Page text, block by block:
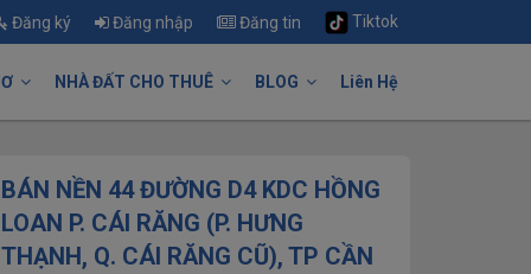
Đăng ký Đăng nhập Đăng tin Tiktok
NHÀ ĐẤT CHO THUÊ BLOG Liên Hệ
BÁN NỀN 44 ĐƯỜNG D4 KDC HỒNG
LOAN P. CÁI RĂNG (P. HƯNG
THẠNH, Q. CÁI RĂNG CŨ), TP CẦN